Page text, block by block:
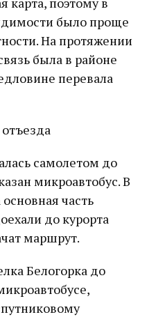
было проще
На протяжении
была в районе
перевала
самолетом до
микроавтобус. В
часть
до курорта
маршрут.
Белогорка до